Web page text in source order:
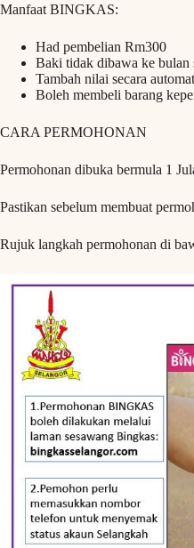
Manfaat BINGKAS:
Had pembelian Rm300
Baki tidak dibawa ke bulan
Tambah nilai secara
Boleh membeli barang
CARA PERMOHONAN
Permohonan dibuka bermula 1
Pastikan sebelum membuat
Rujuk langkah permohonan di